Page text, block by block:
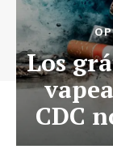
Los
CDC